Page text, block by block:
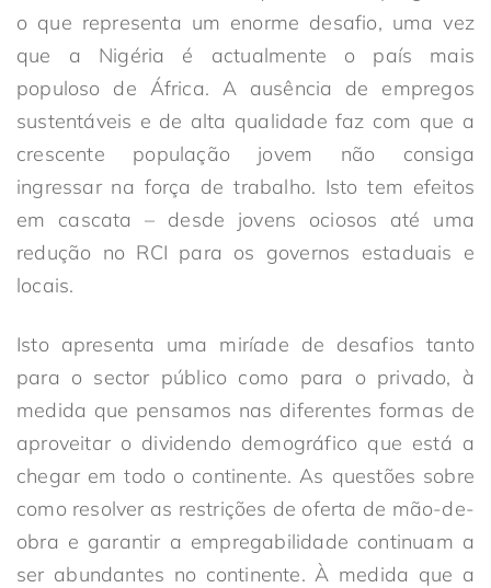
o que representa um enorme desafio, uma vez
que a Nigéria é actualmente o país mais
populoso de África. A ausência de empregos
sustentáveis e de alta qualidade faz com que a
crescente população jovem não consiga
ingressar na força de trabalho. Isto tem efeitos
em cascata – desde jovens ociosos até uma
redução no RCI para os governos estaduais e
locais.
Isto apresenta uma miríade de desafios tanto
para o sector público como para o privado, à
medida que pensamos nas diferentes formas de
aproveitar o dividendo demográfico que está a
chegar em todo o continente. As questões sobre
como resolver as restrições de oferta de mão-de-
obra e garantir a empregabilidade continuam a
ser abundantes no continente. À medida que a